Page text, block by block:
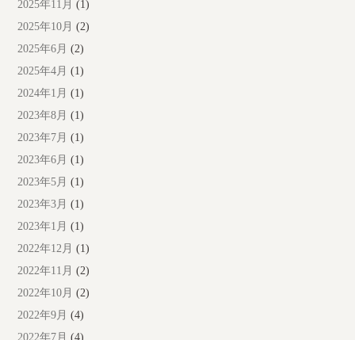
2025年11月 (1)
2025年10月 (2)
2025年6月 (2)
2025年4月 (1)
2024年1月 (1)
2023年8月 (1)
2023年7月 (1)
2023年6月 (1)
2023年5月 (1)
2023年3月 (1)
2023年1月 (1)
2022年12月 (1)
2022年11月 (2)
2022年10月 (2)
2022年9月 (4)
2022年7月 (4)